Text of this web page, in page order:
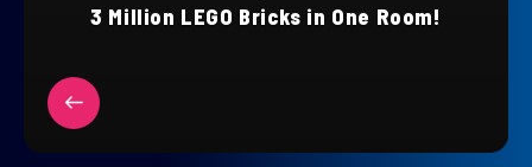
3 Million LEGO Bricks in One Room!